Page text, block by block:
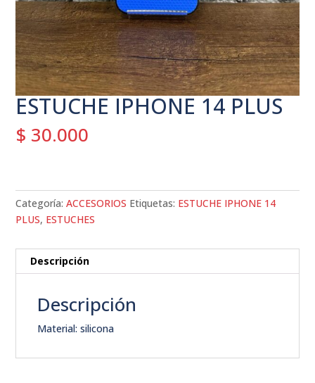
ESTUCHE IPHONE 14 PLUS
$ 30.000
Categoría:ACCESORIOS Etiquetas: ESTUCHE IPHONE 14
PLUS, ESTUCHES
Descripción
Descripción
Material: silicona